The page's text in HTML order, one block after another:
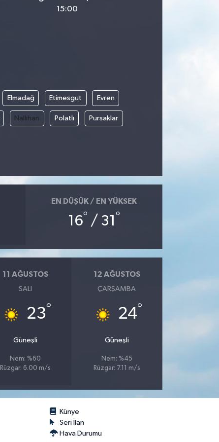
15:00
Elmadağ Etimesgut Evren
Nallıhan Polatlı Pursaklar
EN DÜŞÜK / EN YÜKSEK
16° / 31 °
11 AĞUSTOS
SALI
23°
Güneşli
Nem: %60
Rüzgar: 6.00 m/s
12 AĞUSTOS
ÇARŞAMBA
24°
Güneşli
Nem: %45
Rüzgar: 7.11 m/s
Künye
Seri İlan
Hava Durumu